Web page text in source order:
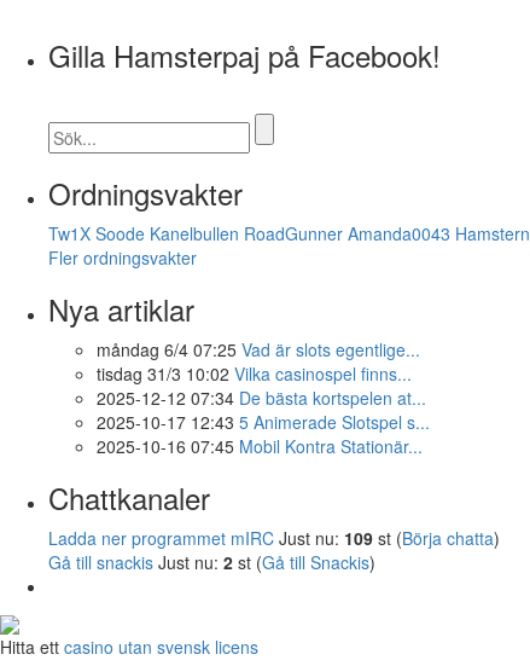
Gilla Hamsterpaj på Facebook!
Ordningsvakter
Tw1X Soode Kanelbullen RoadGunner Amanda0043 Hamstern
Fler ordningsvakter
Nya artiklar
måndag 6/4 07:25 Vad är slots egentlige...
tisdag 31/3 10:02 Vilka casinospel finns...
2025-12-12 07:34 De bästa kortspelen at...
2025-10-17 12:43 5 Animerade Slotspel s...
2025-10-16 07:45 Mobil Kontra Stationär...
Chattkanaler
Ladda ner programmet mIRC Just nu: 109 st (Börja chatta)
Gå till snackis Just nu: 2 st (Gå till Snackis)
Hitta ett casino utan svensk licens